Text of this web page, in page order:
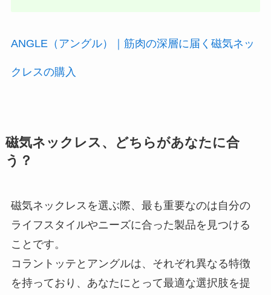
ANGLE（アングル）｜筋肉の深層に届く磁気ネッ
クレスの購入
磁気ネックレス、どちらがあなたに合
う？
磁気ネックレスを選ぶ際、最も重要なのは自分の
ライフスタイルやニーズに合った製品を見つける
ことです。
コラントッテとアングルは、それぞれ異なる特徴
を持っており、あなたにとって最適な選択肢を提